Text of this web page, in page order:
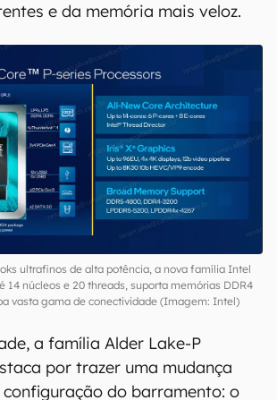
e da memória mais veloz.
ultrafinos de alta potência, a nova família Intel
14 núcleos e 20 threads, suporta memórias DDR4
vasta gama de conectividade (Imagem: Intel)
a família Alder Lake-P
por trazer uma mudança
do barramento: o